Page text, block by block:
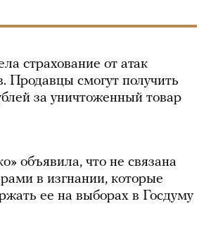
страхование от атак
Продавцы смогут получить
за уничтоженный товар
объявила, что не связана
в изгнании, которые
ее на выборах в Госдуму